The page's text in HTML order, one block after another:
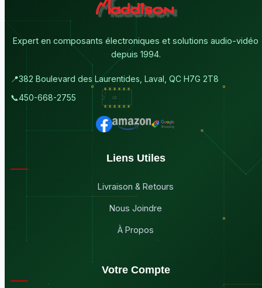
Expert en composants électroniques et solutions audio-vidéo
depuis 1994.
📍382 Boulevard des Laurentides, Laval, QC H7G 2T8
📞450-668-2755
Liens Utiles
Livraison & Retours
Nous Joindre
À Propos
Votre Compte